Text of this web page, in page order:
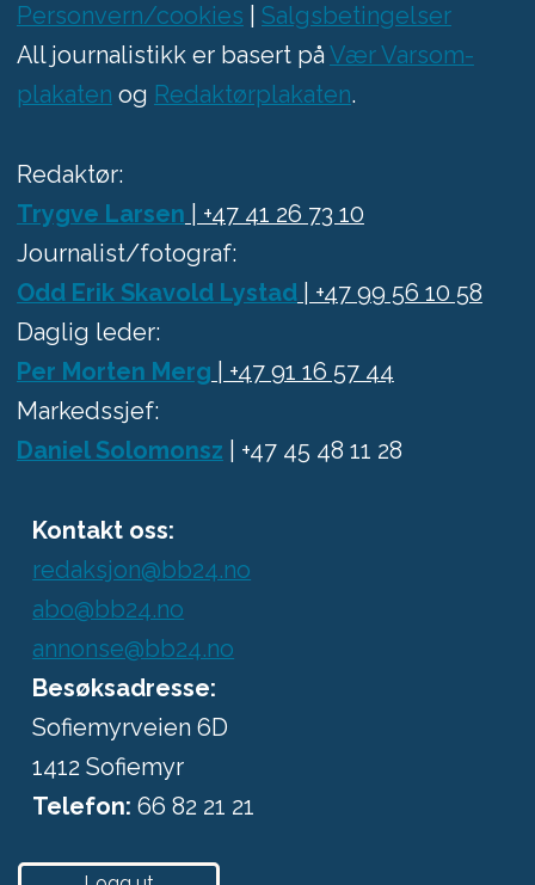
Personvern/cookies
Salgsbetingelser
All journalistikk er basert på Vær Varsom-
plakaten og Redaktørplakaten.
Redaktør:
Trygve Larsen | +47 41 26 73 10
Journalist/fotograf:
Odd Erik Skavold Lystad| +47 99 56 10 58
Daglig leder:
Per Morten Merg | +47 91 16 57 44
Markedssjef:
Daniel Solomonsz | +47 45 48 11 28
Kontakt oss:
redaksjon@bb24.no
abo@bb24.no
annonse@bb24.no
Besøksadresse:
Sofiemyrveien 6D
1412 Sofiemyr
Telefon:66 82 21 21